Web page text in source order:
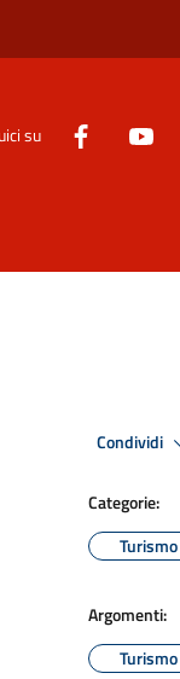
su
Condividi
Categorie:
Turismo
Argomenti:
Turismo